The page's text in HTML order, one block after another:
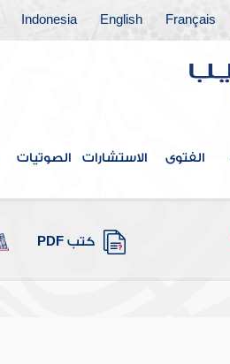
Français
English
Indonesia
الفتوى الاستشارات الصوتيات
كتب PDF